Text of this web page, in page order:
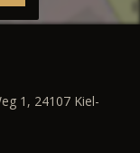
1, 24107 Kiel-